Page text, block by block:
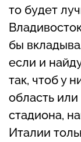
то будет
бы
если и
так, чтоб у
область
стадиона,
Италии